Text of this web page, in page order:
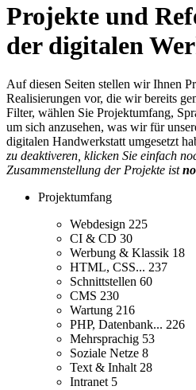
Projekte und
der digitalen
Auf diesen Seiten stellen wir Ihnen
Realisierungen vor, die wir bereits
Filter, wählen Sie Projektumfang,
um sich anzusehen, was wir für
digitalen Handwerkstatt umgesetzt
zu deaktiveren, klicken Sie einfach
Zusammenstellung der Projekte ist
Projektumfang
Webdesign 225
CI & CD 30
Werbung & Klassik 18
HTML, CSS... 237
Schnittstellen 60
CMS 230
Wartung 216
PHP, Datenbank... 226
Mehrsprachig 53
Soziale Netze 8
Text & Inhalt 28
Intranet 5